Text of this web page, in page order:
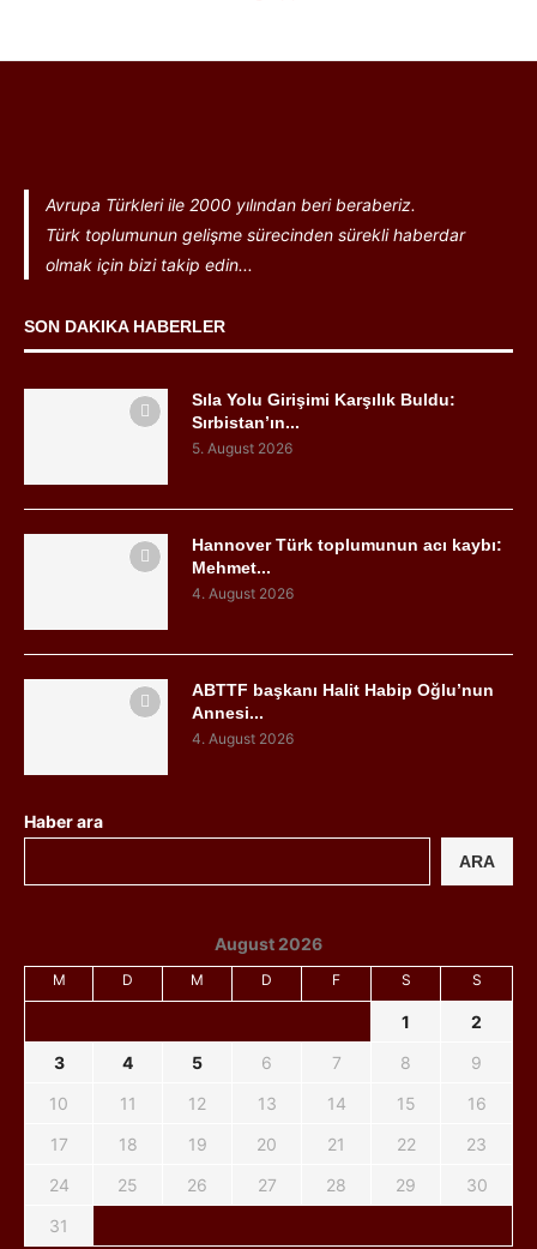
Avrupa Türkleri ile 2000 yılından beri beraberiz.
Türk toplumunun gelişme sürecinden sürekli haberdar
olmak için bizi takip edin...
SON DAKIKA HABERLER
Sıla Yolu Girişimi Karşılık Buldu:
Sırbistan’ın...
5. August 2026
Hannover Türk toplumunun acı kaybı:
Mehmet...
4. August 2026
ABTTF başkanı Halit Habip Oğlu’nun
Annesi...
4. August 2026
Haber ara
ARA
August 2026
M D M D F S S
1
2
3
4 5 6 7 8
9
10
11 12 13 14 15
16
17
18 19 20 21 22
23
24
25 26 27 28 29
30
31